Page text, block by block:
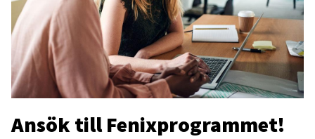
Ansök till Fenixprogrammet!